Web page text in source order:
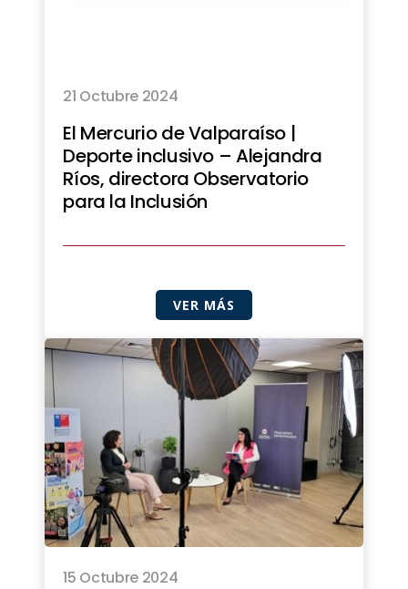
21 Octubre 2024
El Mercurio de Valparaíso |
Deporte inclusivo – Alejandra
Ríos, directora Observatorio
para la Inclusión
VER MÁS
15 Octubre 2024